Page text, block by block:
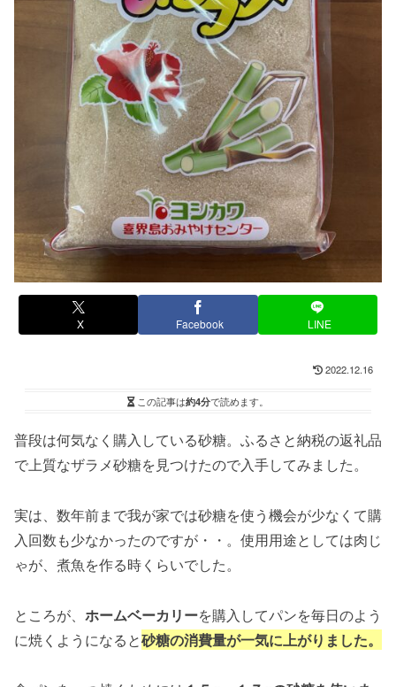
X Facebook LINE
2022.12.16
この記事は約4分で読めます。
普段は何気なく購入している砂糖。ふるさと納税の返礼品
で上質なザラメ砂糖を見つけたので入手してみました。
実は、数年前まで我が家では砂糖を使う機会が少なくて購
入回数も少なかったのですが・・。使用用途としては肉じ
ゃが、煮魚を作る時くらいでした。
ところが、 ホームベーカリーを購入してパンを毎日のよう
に焼くようになると砂糖の消費量が一気に上がりました。